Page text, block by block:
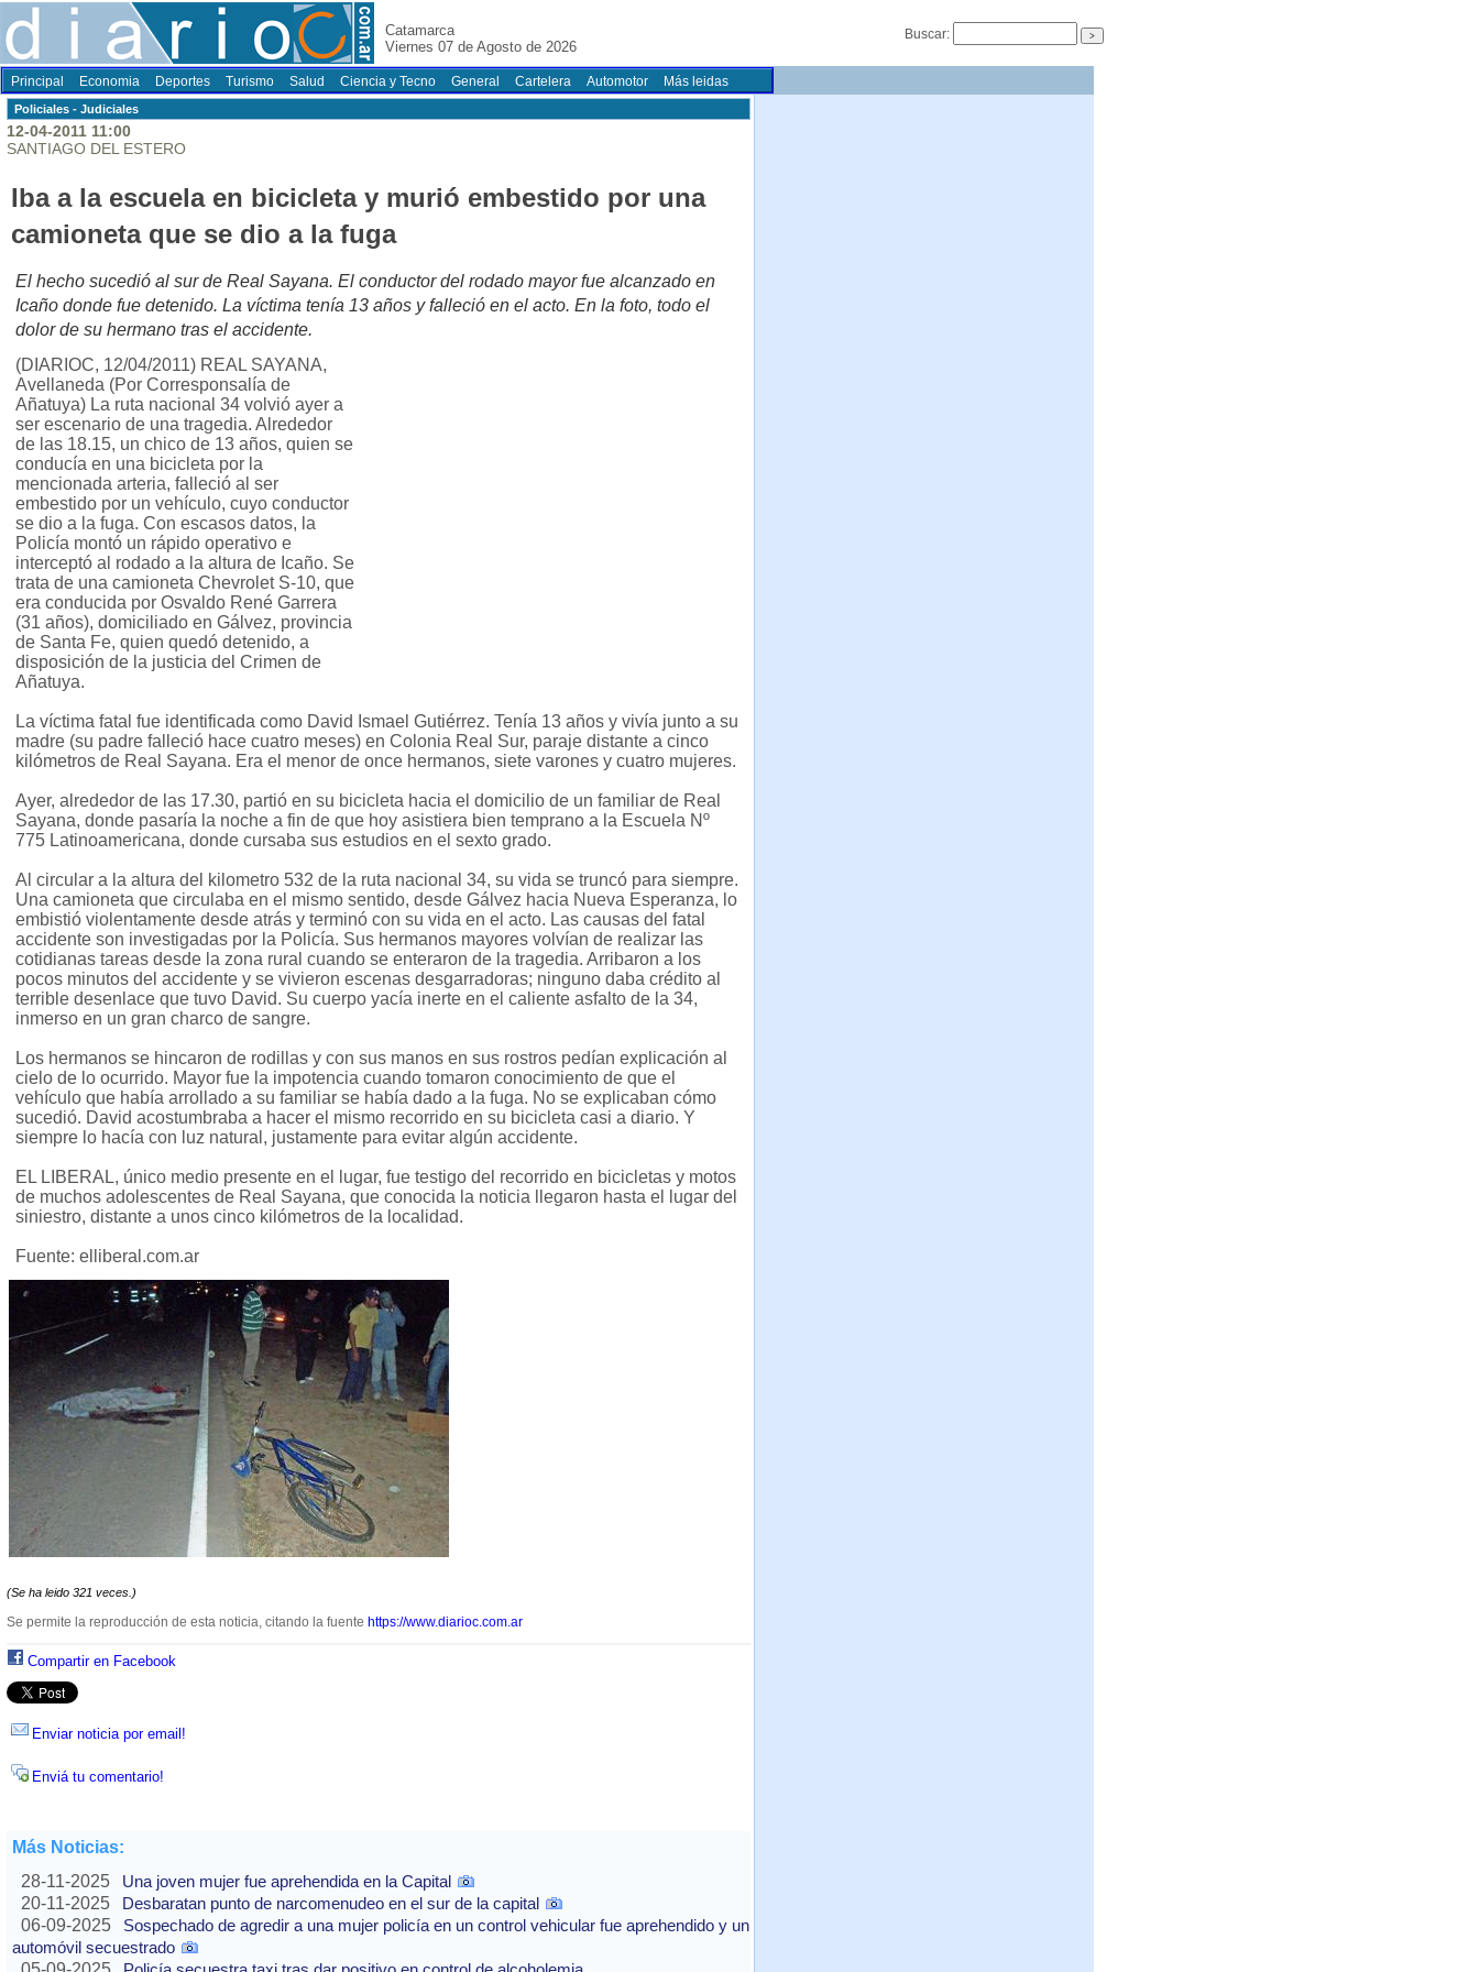
Catamarca
Viernes 07 de Agosto de 2026
Buscar:
Principal Economia Deportes Turismo Salud Ciencia y Tecno General Cartelera Automotor Más leidas
Policiales - Judiciales
12-04-2011 11:00
SANTIAGO DEL ESTERO
Iba a la escuela en bicicleta y murió embestido por una
camioneta que se dio a la fuga
El hecho sucedió al sur de Real Sayana. El conductor del rodado mayor fue alcanzado en
Icaño donde fue detenido. La víctima tenía 13 años y falleció en el acto. En la foto, todo el
dolor de su hermano tras el accidente.
(DIARIOC, 12/04/2011) REAL SAYANA,
Avellaneda (Por Corresponsalía de
Añatuya) La ruta nacional 34 volvió ayer a
ser escenario de una tragedia. Alrededor
de las 18.15, un chico de 13 años, quien se
conducía en una bicicleta por la
mencionada arteria, falleció al ser
embestido por un vehículo, cuyo conductor
se dio a la fuga. Con escasos datos, la
Policía montó un rápido operativo e
interceptó al rodado a la altura de Icaño. Se
trata de una camioneta Chevrolet S-10, que
era conducida por Osvaldo René Garrera
(31 años), domiciliado en Gálvez, provincia
de Santa Fe, quien quedó detenido, a
disposición de la justicia del Crimen de
Añatuya.
La víctima fatal fue identificada como David Ismael Gutiérrez. Tenía 13 años y vivía junto a su
madre (su padre falleció hace cuatro meses) en Colonia Real Sur, paraje distante a cinco
kilómetros de Real Sayana. Era el menor de once hermanos, siete varones y cuatro mujeres.
Ayer, alrededor de las 17.30, partió en su bicicleta hacia el domicilio de un familiar de Real
Sayana, donde pasaría la noche a fin de que hoy asistiera bien temprano a la Escuela Nº
775 Latinoamericana, donde cursaba sus estudios en el sexto grado.
Al circular a la altura del kilometro 532 de la ruta nacional 34, su vida se truncó para siempre.
Una camioneta que circulaba en el mismo sentido, desde Gálvez hacia Nueva Esperanza, lo
embistió violentamente desde atrás y terminó con su vida en el acto. Las causas del fatal
accidente son investigadas por la Policía. Sus hermanos mayores volvían de realizar las
cotidianas tareas desde la zona rural cuando se enteraron de la tragedia. Arribaron a los
pocos minutos del accidente y se vivieron escenas desgarradoras; ninguno daba crédito al
terrible desenlace que tuvo David. Su cuerpo yacía inerte en el caliente asfalto de la 34,
inmerso en un gran charco de sangre.
Los hermanos se hincaron de rodillas y con sus manos en sus rostros pedían explicación al
cielo de lo ocurrido. Mayor fue la impotencia cuando tomaron conocimiento de que el
vehículo que había arrollado a su familiar se había dado a la fuga. No se explicaban cómo
sucedió. David acostumbraba a hacer el mismo recorrido en su bicicleta casi a diario. Y
siempre lo hacía con luz natural, justamente para evitar algún accidente.
EL LIBERAL, único medio presente en el lugar, fue testigo del recorrido en bicicletas y motos
de muchos adolescentes de Real Sayana, que conocida la noticia llegaron hasta el lugar del
siniestro, distante a unos cinco kilómetros de la localidad.
Fuente: elliberal.com.ar
(Se ha leido 321 veces.)
Se permite la reproducción de esta noticia, citando la fuente https://www.diarioc.com.ar
Compartir en Facebook
Enviar noticia por email!
Enviá tu comentario!
Más Noticias:
28-11-2025
Una joven mujer fue aprehendida en la Capital
20-11-2025
Desbaratan punto de narcomenudeo en el sur de la capital
06-09-2025
Sospechado de agredir a una mujer policía en un control vehicular fue aprehendido y un
automóvil secuestrado